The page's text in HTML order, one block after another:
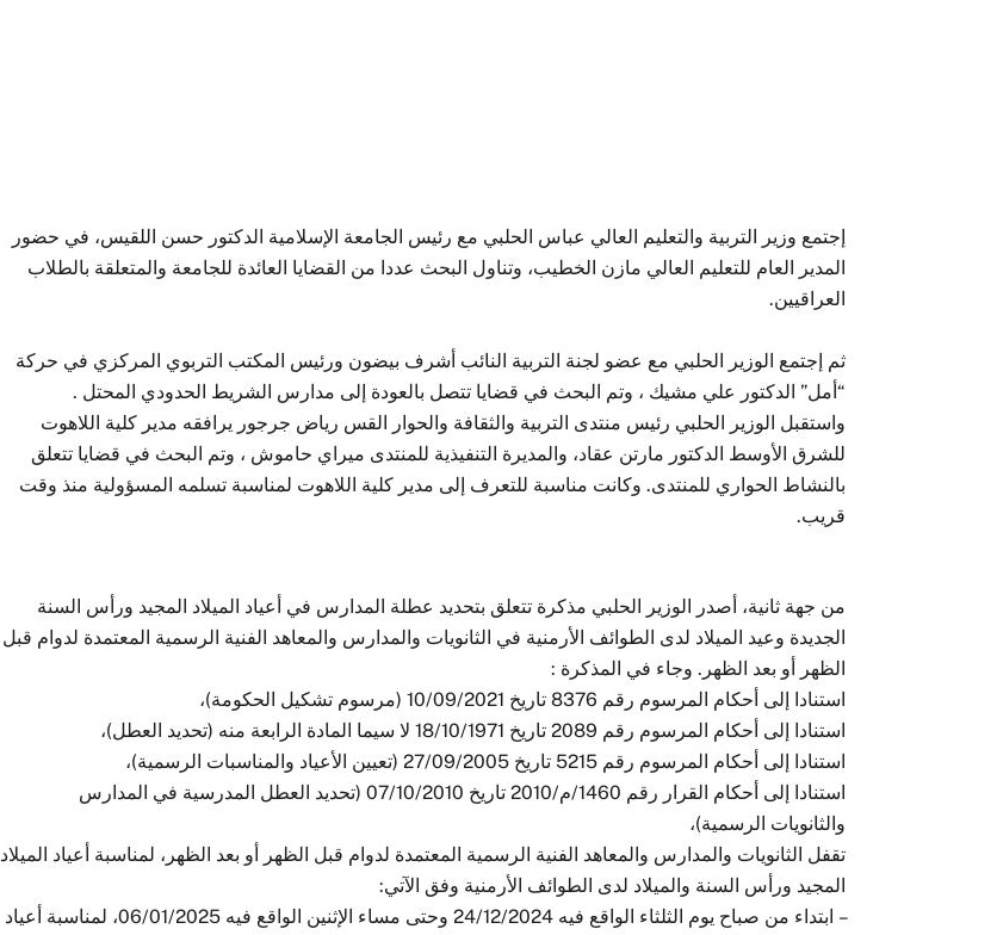
إجتمع وزير التربية والتعليم العالي عباس الحلبي مع رئيس الجامعة الإسلامية الدكتور حسن اللقيس، في حضور
المدير العام للتعليم العالي مازن الخطيب، وتناول البحث عددا من القضايا العائدة للجامعة والمتعلقة بالطلاب
العراقيين.
ثم إجتمع الوزير الحلبي مع عضو لجنة التربية النائب أشرف بيضون ورئيس المكتب التربوي المركزي في حركة
“أمل” الدكتور علي مشيك ، وتم البحث في قضايا تتصل بالعودة إلى مدارس الشريط الحدودي المحتل .
واستقبل الوزير الحلبي رئيس منتدى التربية والثقافة والحوار القس رياض جرجور يرافقه مدير كلية اللاهوت
للشرق الأوسط الدكتور مارتن عقاد، والمديرة التنفيذية للمنتدى ميراي حاموش ، وتم البحث في قضايا تتعلق
بالنشاط الحواري للمنتدى. وكانت مناسبة للتعرف إلى مدير كلية اللاهوت لمناسبة تسلمه المسؤولية منذ وقت
قريب.
من جهة ثانية، أصدر الوزير الحلبي مذكرة تتعلق بتحديد عطلة المدارس في أعياد الميلاد المجيد ورأس السنة
الجديدة وعيد الميلاد لدى الطوائف الأرمنية في الثانويات والمدارس والمعاهد الفنية الرسمية المعتمدة لدوام قبل
الظهر أو بعد الظهر. وجاء في المذكرة :
استنادا إلى أحكام المرسوم رقم 8376 تاريخ 10/09/2021 (مرسوم تشكيل الحكومة)،
استنادا إلى أحكام المرسوم رقم 2089 تاريخ 18/10/1971 لا سيما المادة الرابعة منه (تحديد العطل)،
استنادا إلى أحكام المرسوم رقم 5215 تاريخ 27/09/2005 (تعيين الأعياد والمناسبات الرسمية)،
استنادا إلى أحكام القرار رقم 1460/م/2010 تاريخ 07/10/2010 (تحديد العطل المدرسية في المدارس
والثانويات الرسمية)،
تقفل الثانويات والمدارس والمعاهد الفنية الرسمية المعتمدة لدوام قبل الظهر أو بعد الظهر، لمناسبة أعياد الميلاد
المجيد ورأس السنة والميلاد لدى الطوائف الأرمنية وفق الآتي:
– ابتداء من صباح يوم الثلثاء الواقع فيه 24/12/2024 وحتى مساء الإثنين الواقع فيه 06/01/2025، لمناسبة أعياد